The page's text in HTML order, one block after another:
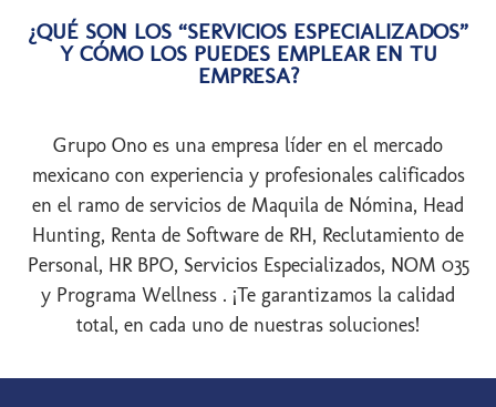
¿QUÉ SON LOS “SERVICIOS ESPECIALIZADOS”
Y CÓMO LOS PUEDES EMPLEAR EN TU
EMPRESA?
Grupo Ono es una empresa líder en el mercado
mexicano con experiencia y profesionales calificados
en el ramo de servicios de Maquila de Nómina, Head
Hunting, Renta de Software de RH, Reclutamiento de
Personal, HR BPO, Servicios Especializados, NOM 035
y Programa Wellness . ¡Te garantizamos la calidad
total, en cada uno de nuestras soluciones!